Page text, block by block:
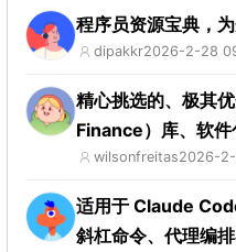
程序员资源宝典，
dipakkr2026-2-28
精心挑选的、极其
Finance）库、软
wilsonfreitas2026-
适用于 Claude
斜杠命令、代理编